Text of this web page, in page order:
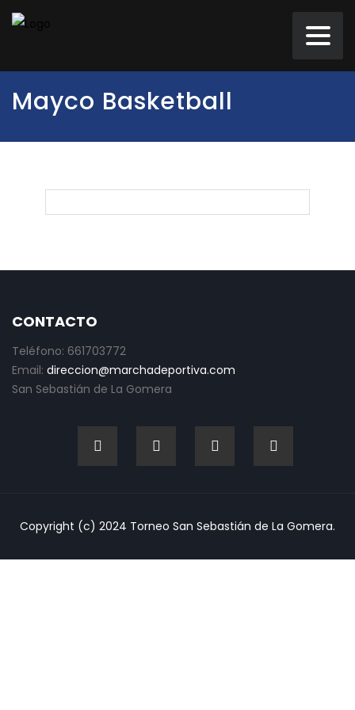
Mayco Basketball
CONTACTO
Teléfono: 661703772
Email: direccion@marchadeportiva.com
San Sebastián de La Gomera
Copyright (c) 2024 Torneo San Sebastián de La Gomera.